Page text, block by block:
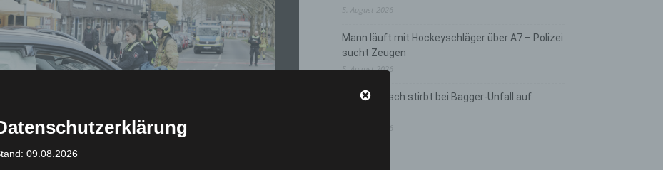
5. August 2026
Mann läuft mit Hockeyschläger über A7 – Polizei
sucht Zeugen
5. August 2026
Celle: Mensch stirbt bei Bagger-Unfall auf
09.08.2026